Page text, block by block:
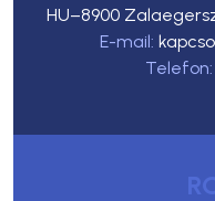
HU–8900
E-mail:
Telefon: